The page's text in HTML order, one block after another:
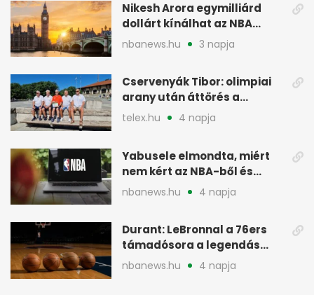
Nikesh Arora egymilliárd
dollárt kínálhat az NBA
Europe londoni csapatáért
nbanews.hu 3 napja
Cservenyák Tibor: olimpiai
arany után áttörés a
rákkutatásban
telex.hu 4 napja
Yabusele elmondta, miért
nem kért az NBA-ből és
miért jött Európába
nbanews.hu 4 napja
Durant: LeBronnal a 76ers
támadósora a legendás
Warriorsra emlékeztet
nbanews.hu 4 napja